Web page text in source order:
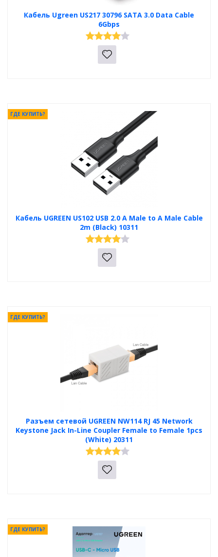
Кабель Ugreen US217 30796 SATA 3.0 Data Cable
6Gbps
Кабель UGREEN US102 USB 2.0 A Male to A Male Cable
2m (Black) 10311
ГДЕ КУПИТЬ?
Разъем сетевой UGREEN NW114 RJ 45 Network
Keystone Jack In-Line Coupler Female to Female 1pcs
(White) 20311
ГДЕ КУПИТЬ?
ГДЕ КУПИТЬ?